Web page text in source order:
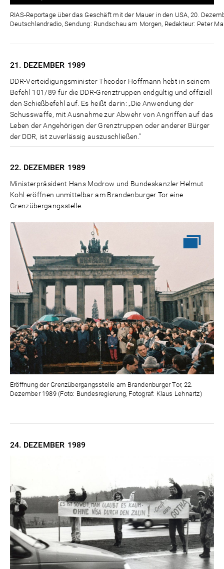
Zeit
RIAS-Reportage über das Geschäft mit der Mauer in den USA, 20.
Deutschlandradio, Sendung: Rundschau am Morgen, Redakteur: Peter
21. DEZEMBER 1989
DDR-Verteidigungsminister Theodor Hoffmann hebt in seinem
Befehl 101/89 für die DDR-Grenztruppen endgültig und offiziell
den Schießbefehl auf. Es heißt darin: „Die Anwendung der
Schusswaffe, mit Ausnahme zur Abwehr von Angriffen auf das
Leben der Angehörigen der Grenztruppen oder anderer Bürger
der DDR, ist zuverlässig auszuschließen."
22. DEZEMBER 1989
Ministerpräsident Hans Modrow und Bundeskanzler Helmut
Kohl eröffnen unmittelbar am Brandenburger Tor eine
Grenzübergangsstelle.
Eröffnung der Grenzübergangsstelle am Brandenburger Tor, 22.
Dezember 1989 (Foto: Bundesregierung, Fotograf: Klaus Lehnartz)
24. DEZEMBER 1989